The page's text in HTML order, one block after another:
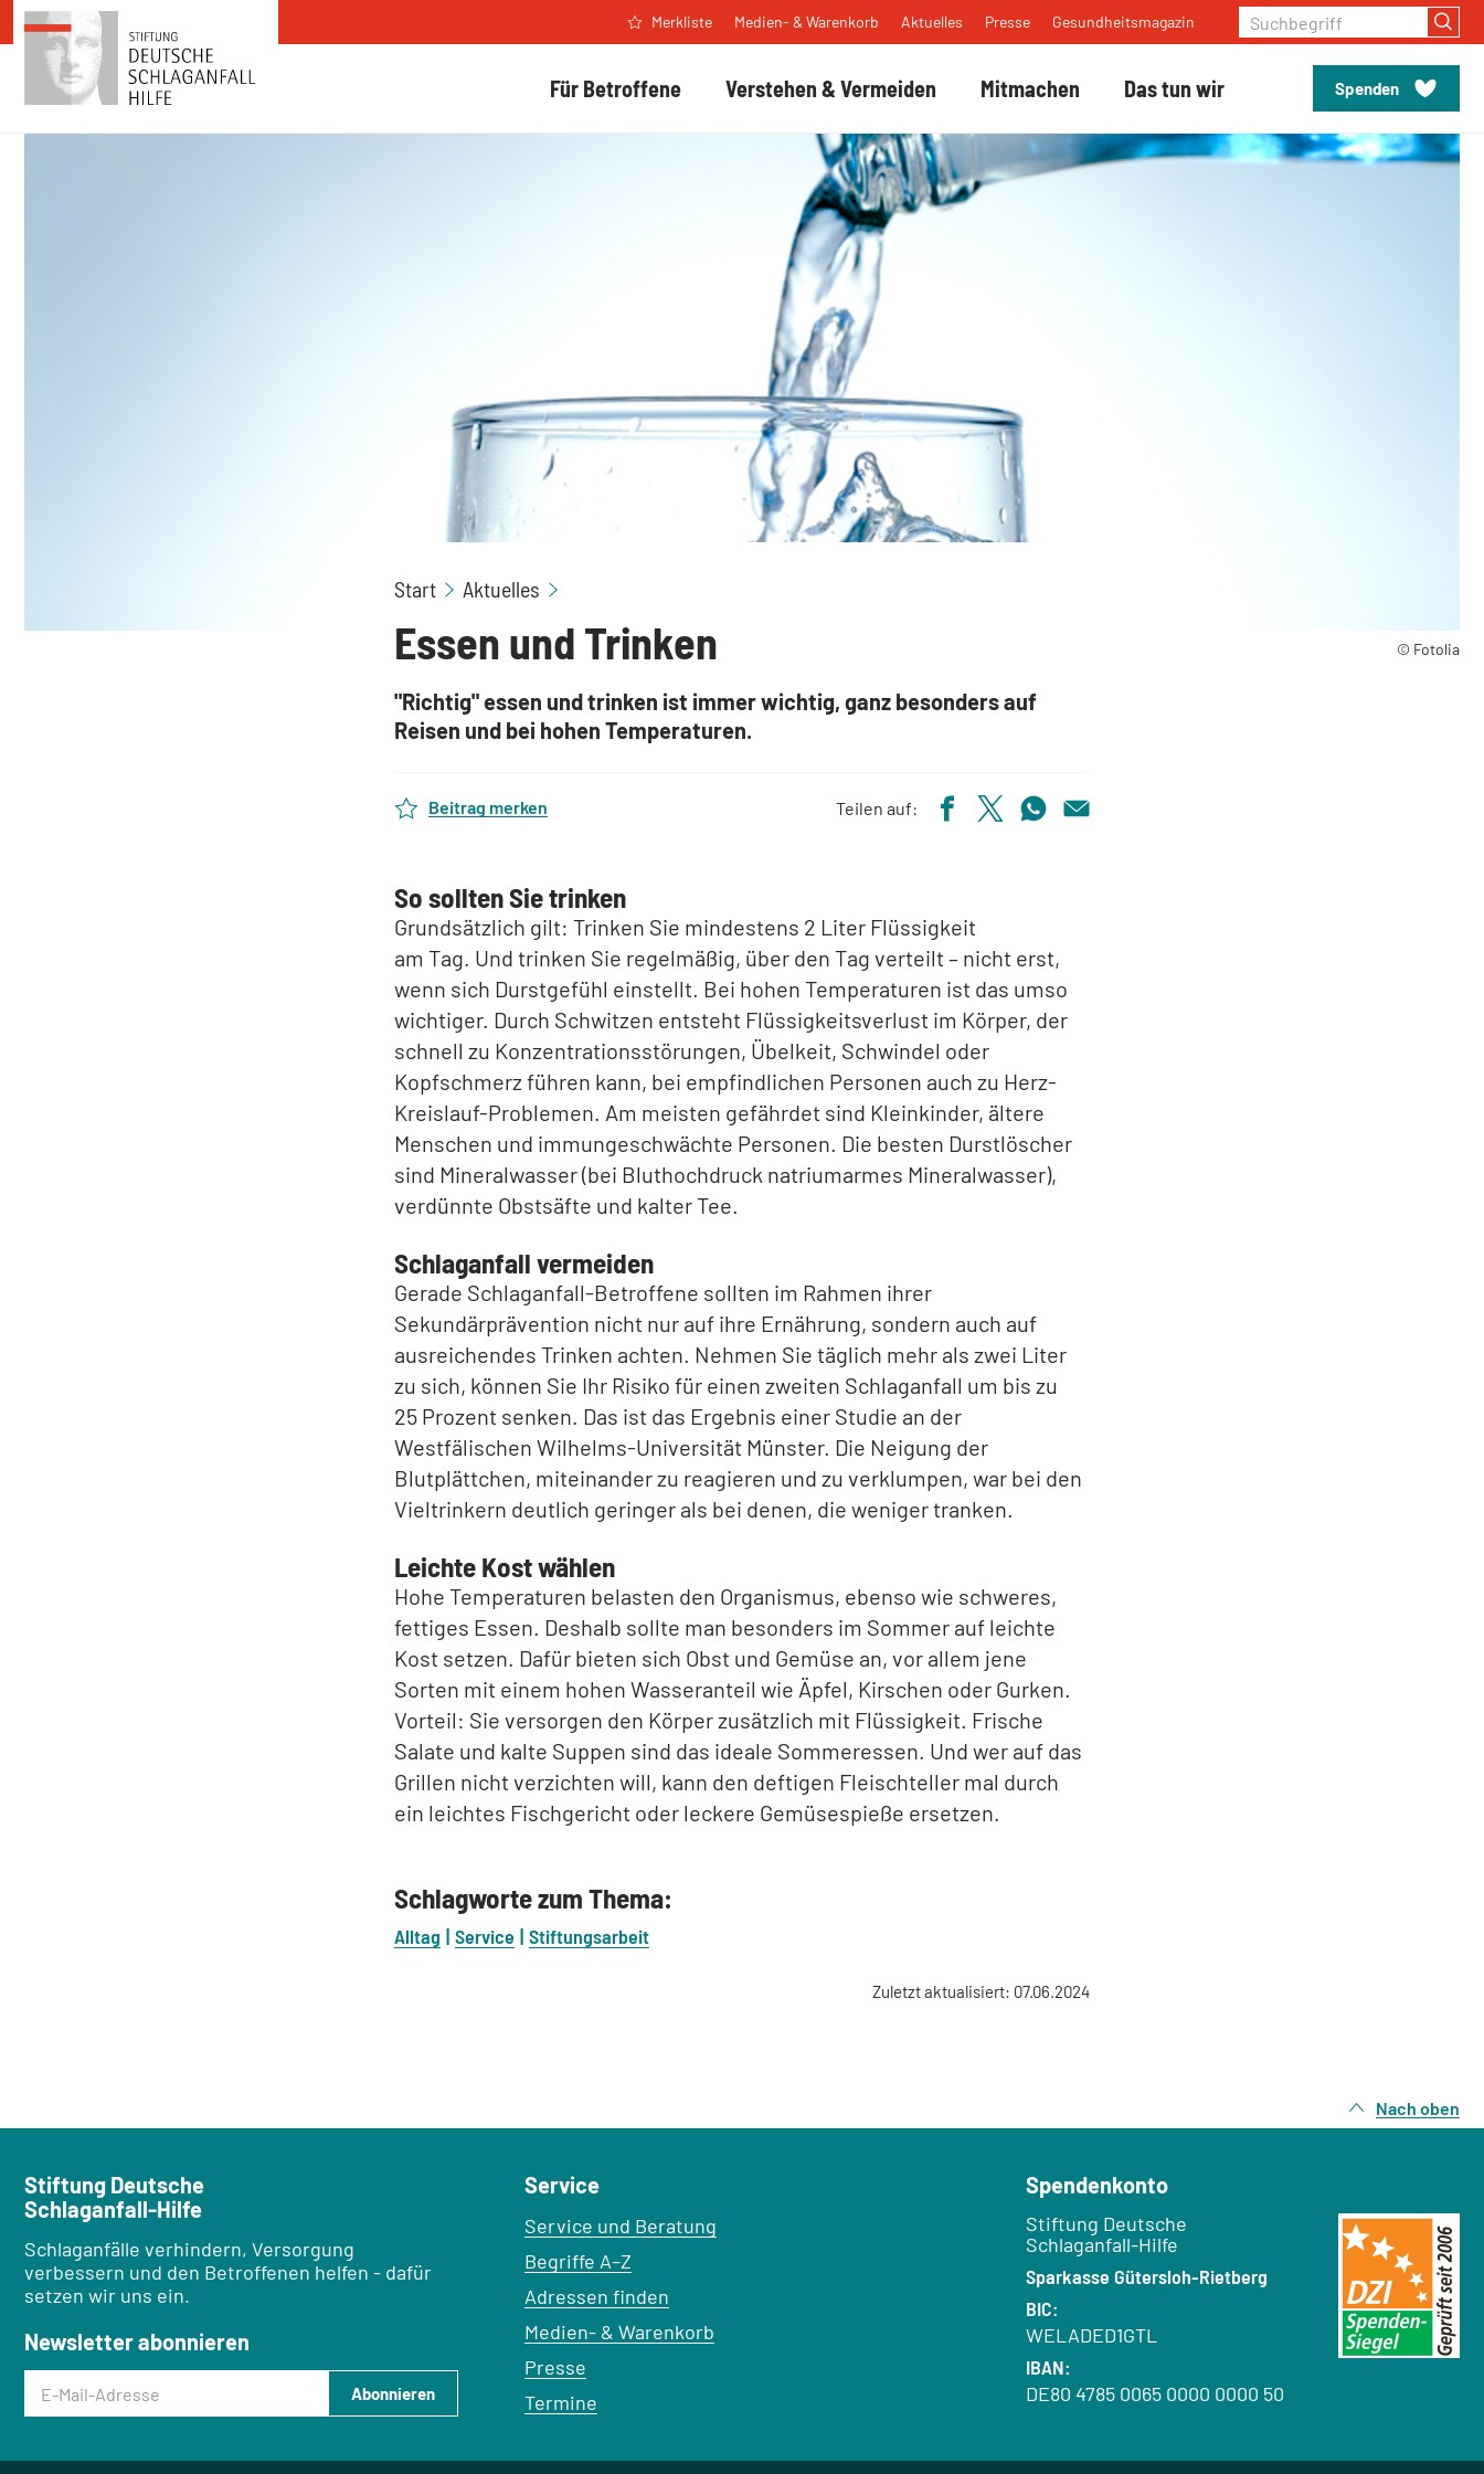
Zum Inhalt springen
Für Betroffene Verstehen & Vermeiden Mitmachen Das tun wir Spenden
Merkliste Medien- & Warenkorb Aktuelles Presse Gesundheitsmagazin Suchbegriff
© Fotolia
Start Aktuelles
Essen und Trinken
"Richtig" essen und trinken ist immer wichtig, ganz besonders auf
Reisen und bei hohen Temperaturen.
Beitrag merken Teilen auf:
So sollten Sie trinken
Grundsätzlich gilt: Trinken Sie mindestens 2 Liter Flüssigkeit
am Tag. Und trinken Sie regelmäßig, über den Tag verteilt – nicht erst,
wenn sich Durstgefühl einstellt. Bei hohen Temperaturen ist das umso
wichtiger. Durch Schwitzen entsteht Flüssigkeitsverlust im Körper, der
schnell zu Konzentrationsstörungen, Übelkeit, Schwindel oder
Kopfschmerz führen kann, bei empfindlichen Personen auch zu Herz-
Kreislauf-Problemen. Am meisten gefährdet sind Kleinkinder, ältere
Menschen und immungeschwächte Personen. Die besten Durstlöscher
sind Mineralwasser (bei Bluthochdruck natriumarmes Mineralwasser),
verdünnte Obstsäfte und kalter Tee.
Schlaganfall vermeiden
Gerade Schlaganfall-Betroffene sollten im Rahmen ihrer
Sekundärprävention nicht nur auf ihre Ernährung, sondern auch auf
ausreichendes Trinken achten. Nehmen Sie täglich mehr als zwei Liter
zu sich, können Sie Ihr Risiko für einen zweiten Schlaganfall um bis zu
25 Prozent senken. Das ist das Ergebnis einer Studie an der
Westfälischen Wilhelms-Universität Münster. Die Neigung der
Blutplättchen, miteinander zu reagieren und zu verklumpen, war bei den
Vieltrinkern deutlich geringer als bei denen, die weniger tranken.
Leichte Kost wählen
Hohe Temperaturen belasten den Organismus, ebenso wie schweres,
fettiges Essen. Deshalb sollte man besonders im Sommer auf leichte
Kost setzen. Dafür bieten sich Obst und Gemüse an, vor allem jene
Sorten mit einem hohen Wasseranteil wie Äpfel, Kirschen oder Gurken.
Vorteil: Sie versorgen den Körper zusätzlich mit Flüssigkeit. Frische
Salate und kalte Suppen sind das ideale Sommeressen. Und wer auf das
Grillen nicht verzichten will, kann den deftigen Fleischteller mal durch
ein leichtes Fischgericht oder leckere Gemüsespieße ersetzen.
Schlagworte zum Thema:
Alltag Service Stiftungsarbeit
Zuletzt aktualisiert: 07.06.2024
Nach oben
Stiftung Deutsche
Schlaganfall-Hilfe
Schlaganfälle verhindern, Versorgung
verbessern und den Betroffenen helfen - dafür
setzen wir uns ein.
Newsletter abonnieren
E-Mail-Adresse
Abonnieren
Service
Service und Beratung
Begriffe A–Z
Adressen finden
Medien- & Warenkorb
Presse
Termine
Spendenkonto
Empfänger:
Stiftung Deutsche
Schlaganfall-Hilfe
Bank:
Sparkasse Gütersloh-Rietberg
BIC:
WELADED1GTL
IBAN:
DE80 4785 0065 0000 0000 50